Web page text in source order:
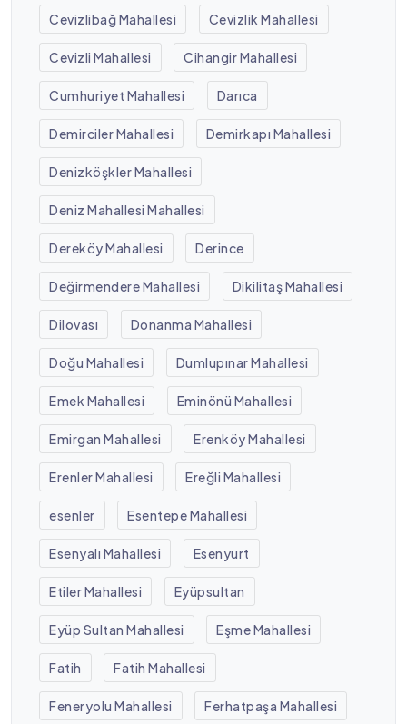
Cevizlibağ Mahallesi Cevizlik Mahallesi
Cevizli Mahallesi Cihangir Mahallesi
Cumhuriyet Mahallesi Darıca
Demirciler Mahallesi Demirkapı Mahallesi
Denizköşkler Mahallesi
Deniz Mahallesi Mahallesi
Dereköy Mahallesi Derince
Değirmendere Mahallesi Dikilitaş Mahallesi
Dilovası Donanma Mahallesi
Doğu Mahallesi Dumlupınar Mahallesi
Emek Mahallesi Eminönü Mahallesi
Emirgan Mahallesi Erenköy Mahallesi
Erenler Mahallesi Ereğli Mahallesi
esenler Esentepe Mahallesi
Esenyalı Mahallesi Esenyurt
Etiler Mahallesi Eyüpsultan
Eyüp Sultan Mahallesi Eşme Mahallesi
Fatih Fatih Mahallesi
Feneryolu Mahallesi Ferhatpaşa Mahallesi